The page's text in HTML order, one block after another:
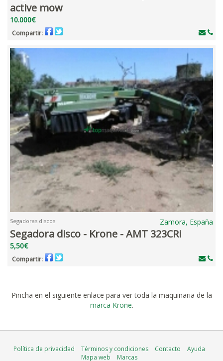
active mow
10.000€
Compartir:
Segadoras discos Zamora, España
Segadora disco - Krone - AMT 323CRi
5,50€
Compartir:
Pincha en el siguiente enlace para ver toda la maquinaria de la
marca Krone.
Política de privacidad Términos y condiciones Contacto
Ayuda
Mapa web
Marcas